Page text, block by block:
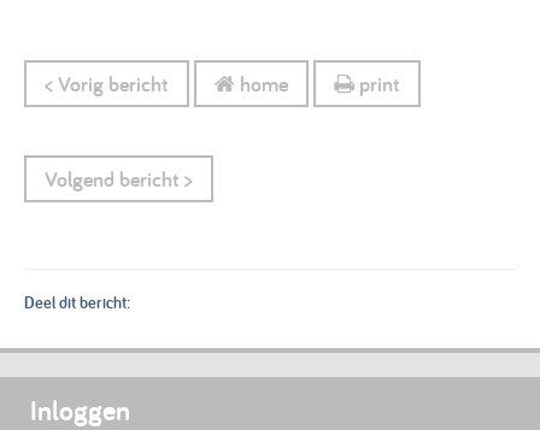
< Vorig bericht home print
Volgend bericht >
Deel dit bericht:
Inloggen